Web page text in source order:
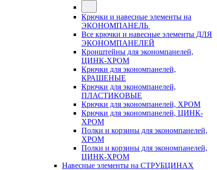
Крючки и навесные элементы на
ЭКОНОМПАНЕЛЬ
Все крючки и навесные элементы ДЛЯ
ЭКОНОМПАНЕЛЕЙ
Кронштейны для экономпанелей,
ЦИНК-ХРОМ
Крючки для экономпанелей,
КРАШЕНЫЕ
Крючки для экономпанелей,
ПЛАСТИКОВЫЕ
Крючки для экономпанелей, ХРОМ
Крючки для экономпанелей, ЦИНК-
ХРОМ
Полки и корзины для экономпанелей,
ХРОМ
Полки и корзины для экономпанелей,
ЦИНК-ХРОМ
Навесные элементы на СТРУБЦИНАХ